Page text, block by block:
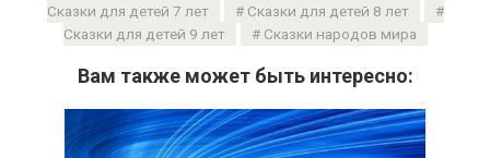
Сказки для детей 7 лет
Сказки для детей 8 лет
Сказки для детей 9 лет
Сказки народов мира
Вам также может быть интересно: